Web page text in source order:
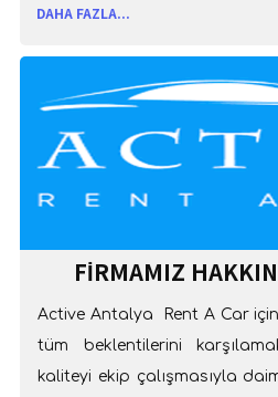
DAHA FAZLA...
FIRMAMIZ
Active Antalya Rent A Car
tüm beklentilerini
kaliteyi ekip çalışmasıyla